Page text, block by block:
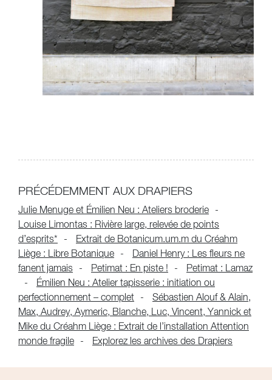
PRÉCÉDEMMENT AUX DRAPIERS
Julie Menuge et Émilien Neu : Ateliers broderie
Louise Limontas : Rivière large, relevée de points
d’esprits*
Extrait de Botanicum.um.m du Créahm
Liège : Libre Botanique
Daniel Henry : Les fleurs ne
fanent jamais
Petimat : En piste !
Petimat : Lamaz
Émilien Neu : Atelier tapisserie : initiation ou
perfectionnement – complet
Sébastien Alouf & Alain,
Max, Audrey, Aymeric, Blanche, Luc, Vincent, Yannick et
Mike du Créahm Liège : Extrait de l’installation Attention
monde fragile
Explorez les archives des Drapiers